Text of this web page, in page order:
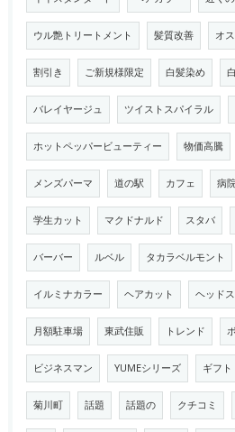
ウル艶トリートメント 髪質改善 オ
割引き ご新規様限定 白髪染め
バレイヤージュ ツイストスパイラル
ホットペッパービューティー 物価高騰
メンズパーマ 道の駅 カフェ 病
学生カット マクドナルド スタバ
バーバー ルベル タカラベルモント
イルミナカラー ヘアカット ヘッド
月額駐車場 東武住販 トレンド
ビジネスマン YUMEシリーズ ギフト
菊川町 話題 話題の クチコミ